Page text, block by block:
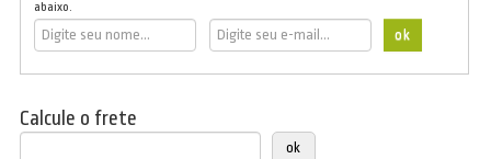
abaixo.
Calcule o frete